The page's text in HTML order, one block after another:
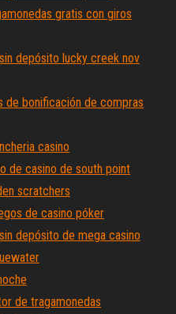
gratis con giros
depósito lucky creek nov
de bonificación de compras
casino
de casino de south point
scratchers
de casino póker
depósito de mega casino
de tragamonedas